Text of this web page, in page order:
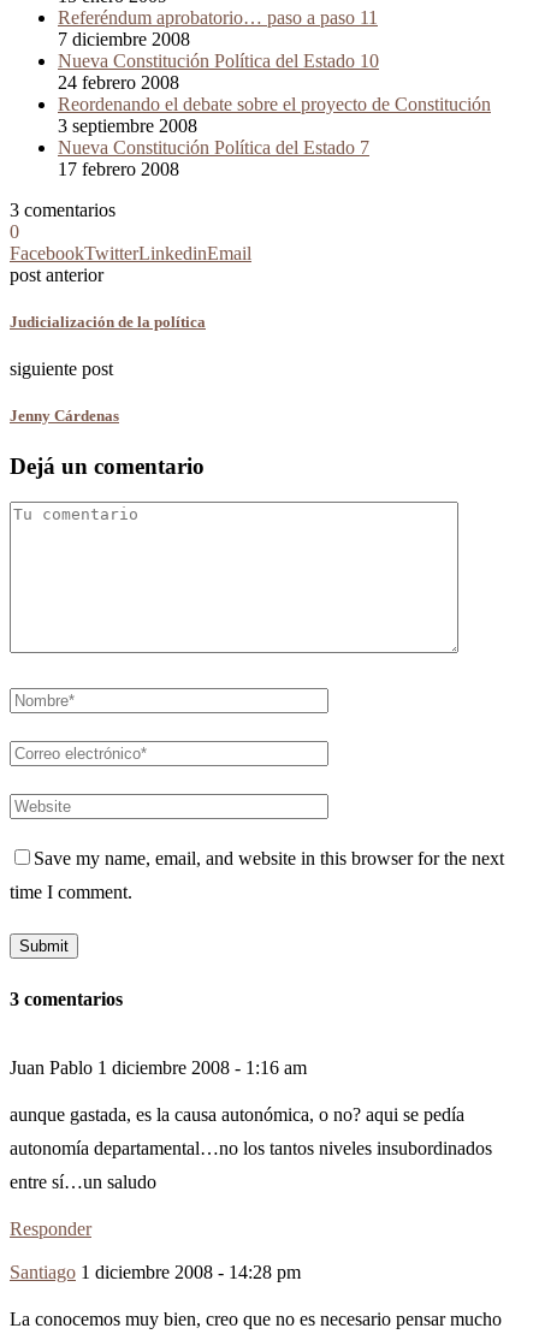
Referéndum aprobatorio… paso a paso 11
7 diciembre 2008
Nueva Constitución Política del Estado 10
24 febrero 2008
Reordenando el debate sobre el proyecto de Constitución
3 septiembre 2008
Nueva Constitución Política del Estado 7
17 febrero 2008
3 comentarios
0
FacebookTwitterLinkedinEmail
post anterior
Judicialización de la política
siguiente post
Jenny Cárdenas
Dejá un comentario
Save my name, email, and website in this browser for the next
time I comment.
3 comentarios
Juan Pablo 1 diciembre 2008 - 1:16 am
aunque gastada, es la causa autonómica, o no? aqui se pedía
autonomía departamental…no los tantos niveles insubordinados
entre sí…un saludo
Responder
Santiago 1 diciembre 2008 - 14:28 pm
La conocemos muy bien, creo que no es necesario pensar mucho